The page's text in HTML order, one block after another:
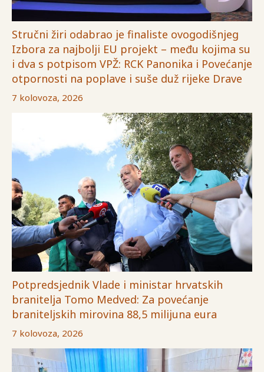
Stručni žiri odabrao je finaliste ovogodišnjeg
Izbora za najbolji EU projekt – među kojima su
i dva s potpisom VPŽ: RCK Panonika i Povećanje
otpornosti na poplave i suše duž rijeke Drave
7 kolovoza, 2026
Potpredsjednik Vlade i ministar hrvatskih
branitelja Tomo Medved: Za povećanje
braniteljskih mirovina 88,5 milijuna eura
7 kolovoza, 2026